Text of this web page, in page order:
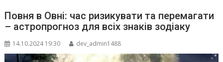
Повня в Овні: час ризикувати та перемагати
– астропрогноз для всіх знаків зодіаку
14.10.2024 19:30 dev_admin1488